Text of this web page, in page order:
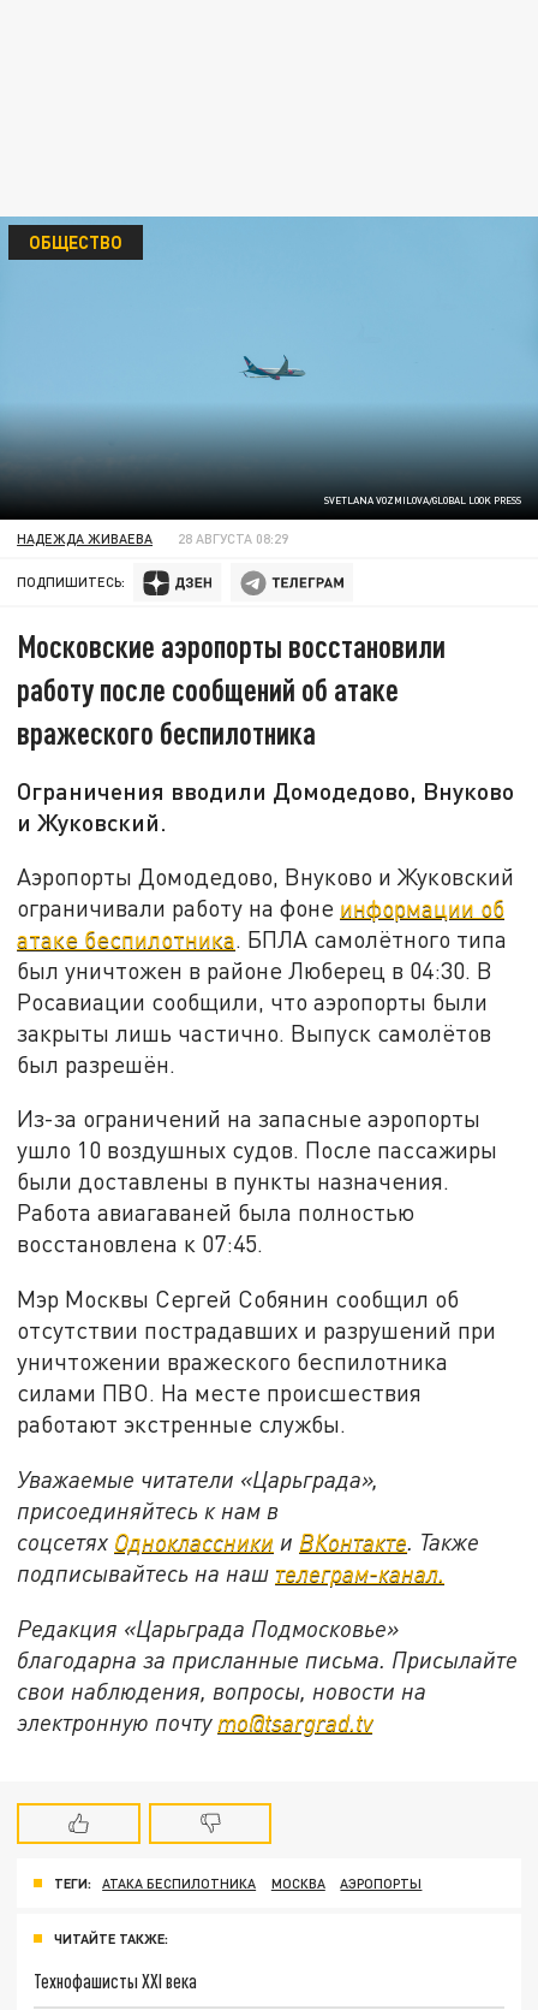
SVETLANA VOZMILOVA/GLOBAL LOOK PRESS
ОБЩЕСТВО
НАДЕЖДА ЖИВАЕВА 28 АВГУСТА 08:29
ПОДПИШИТЕСЬ:
Московские аэропорты восстановили
работу после сообщений об атаке
вражеского беспилотника
Ограничения вводили Домодедово, Внуково
и Жуковский.
Аэропорты Домодедово, Внуково и Жуковский
ограничивали работу на фоне информации об
атаке беспилотника. БПЛА самолётного типа
был уничтожен в районе Люберец в 04:30. В
Росавиации сообщили, что аэропорты были
закрыты лишь частично. Выпуск самолётов
был разрешён.
Из-за ограничений на запасные аэропорты
ушло 10 воздушных судов. После пассажиры
были доставлены в пункты назначения.
Работа авиагаваней была полностью
восстановлена к 07:45.
Мэр Москвы Сергей Собянин сообщил об
отсутствии пострадавших и разрушений при
уничтожении вражеского беспилотника
силами ПВО. На месте происшествия
работают экстренные службы.
Уважаемые читатели «Царьграда»,
присоединяйтесь к нам в
соцсетях Одноклассники и ВКонтакте. Также
подписывайтесь на наш телеграм-канал.
Редакция «Царьграда Подмосковье»
благодарна за присланные письма. Присылайте
свои наблюдения, вопросы, новости на
электронную почту mo@tsargrad.tv
ТЕГИ: АТАКА БЕСПИЛОТНИКА МОСКВА АЭРОПОРТЫ
ЧИТАЙТЕ ТАКЖЕ:
Технофашисты XXI века